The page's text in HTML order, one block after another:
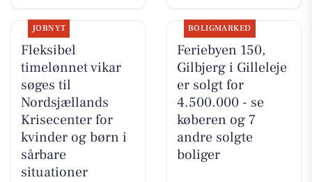
JOBNYT
Fleksibel
timelønnet vikar
søges til
Nordsjællands
Krisecenter for
kvinder og børn i
sårbare
situationer
BOLIGMARKED
Feriebyen 150,
Gilbjerg i Gilleleje
er solgt for
4.500.000 - se
køberen og 7
andre solgte
boliger